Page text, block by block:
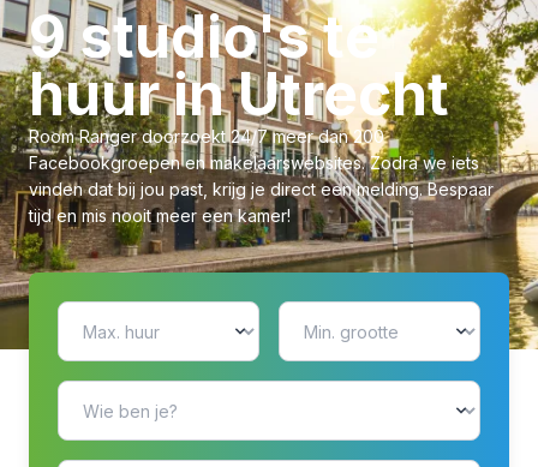
⁨9⁩ ⁨studio's⁩ te
huur in ⁨Utrecht⁩
Room Ranger doorzoekt 24/7 meer dan 200
Facebookgroepen en makelaarswebsites. Zodra we iets
vinden dat bij jou past, krijg je direct een melding. Bespaar
tijd en mis nooit meer een kamer!